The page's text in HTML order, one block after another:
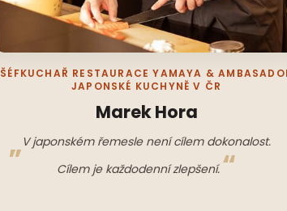
ŠÉFKUCHAŘ RESTAURACE YAMAYA &
JAPONSKÉ KUCHYNĚ V ČR
Marek Hora
V japonském řemesle není cílem dokonalost.
Cílem je každodenní zlepšení.